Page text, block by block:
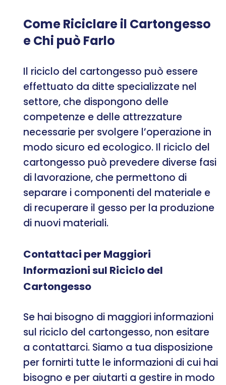
Come Riciclare il Cartongesso
e Chi può Farlo
Il riciclo del cartongesso può essere
effettuato da ditte specializzate nel
settore, che dispongono delle
competenze e delle attrezzature
necessarie per svolgere l’operazione in
modo sicuro ed ecologico. Il riciclo del
cartongesso può prevedere diverse fasi
di lavorazione, che permettono di
separare i componenti del materiale e
di recuperare il gesso per la produzione
di nuovi materiali.
Contattaci per Maggiori
Informazioni sul Riciclo del
Cartongesso
Se hai bisogno di maggiori informazioni
sul riciclo del cartongesso, non esitare
a contattarci. Siamo a tua disposizione
per fornirti tutte le informazioni di cui hai
bisogno e per aiutarti a gestire in modo